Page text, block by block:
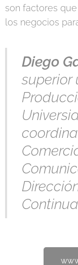
son factores
los negocios
Diego
superior